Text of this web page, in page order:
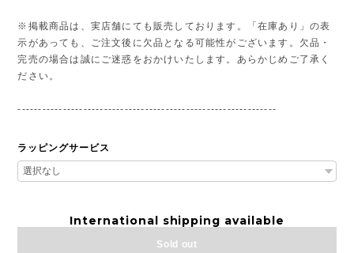
※掲載商品は、実店舗にても販売しております。「在庫あり」の表
示があっても、ご注文後に欠品となる可能性がございます。欠品・
完売の場合は誠にご迷惑をおかけいたします。あらかじめご了承く
ださい。
---------------------------------------------------------------
ラッピングサービス
International shipping available
Sold out